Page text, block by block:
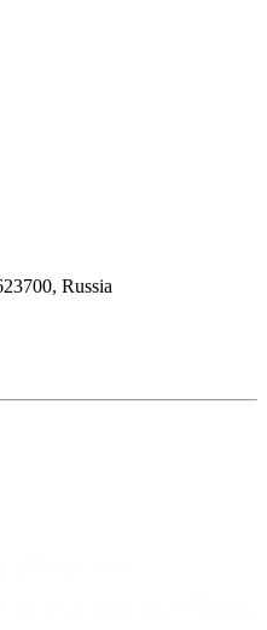
Russia